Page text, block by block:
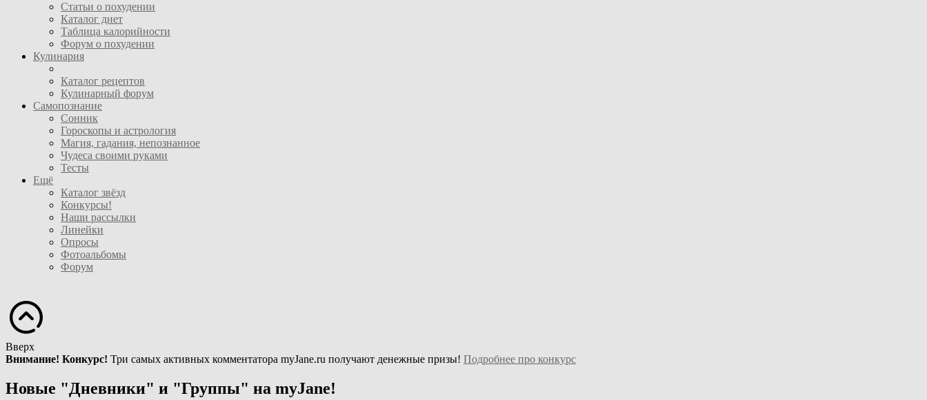
Статьи о похудении
Каталог диет
Таблица калорийности
Форум о похудении
Кулинария
Каталог рецептов
Кулинарный форум
Самопознание
Сонник
Гороскопы и астрология
Магия, гадания, непознанное
Чудеса своими руками
Тесты
Ещё
Каталог звёзд
Конкурсы!
Наши рассылки
Линейки
Опросы
Фотоальбомы
Форум
Вверх
Внимание! Конкурс! Три самых активных комментатора myJane.ru получают денежные призы! Подробнее про конкурс
Новые "Дневники" и "Группы" на myJane!